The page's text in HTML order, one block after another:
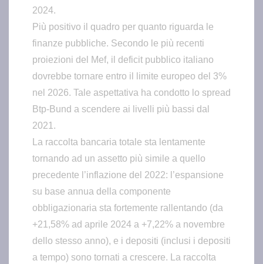
2024.
Più positivo il quadro per quanto riguarda le
finanze pubbliche. Secondo le più recenti
proiezioni del Mef, il deficit pubblico italiano
dovrebbe tornare entro il limite europeo del 3%
nel 2026. Tale aspettativa ha condotto lo spread
Btp-Bund a scendere ai livelli più bassi dal
2021.
La raccolta bancaria totale sta lentamente
tornando ad un assetto più simile a quello
precedente l’inflazione del 2022: l’espansione
su base annua della componente
obbligazionaria sta fortemente rallentando (da
+21,58% ad aprile 2024 a +7,22% a novembre
dello stesso anno), e i depositi (inclusi i depositi
a tempo) sono tornati a crescere. La raccolta